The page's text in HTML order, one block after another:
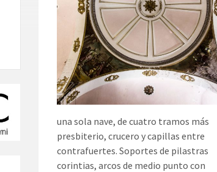
una sola nave, de cuatro tramos más
presbiterio, crucero y capillas entre
contrafuertes. Soportes de pilastras
corintias, arcos de medio punto con